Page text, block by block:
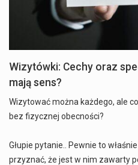
Wizytówki: Cechy oraz
mają sens?
Wizytować można każdego, ale
bez fizycznej obecności?
Głupie pytanie.. Pewnie to
przyznać, że jest w nim zawarty